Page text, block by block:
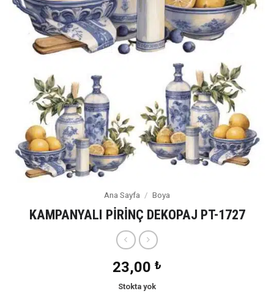
Ana Sayfa / Boya
KAMPANYALI PİRİNÇ DEKOPAJ PT-1727
23,00 ₺
Stokta yok